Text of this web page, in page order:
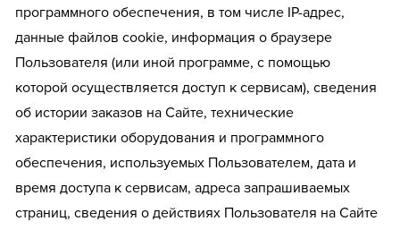
программного обеспечения, в том числе IP-адрес,
данные файлов cookie, информация о браузере
Пользователя (или иной программе, с помощью
которой осуществляется доступ к сервисам), сведения
об истории заказов на Сайте, технические
характеристики оборудования и программного
обеспечения, используемых Пользователем, дата и
время доступа к сервисам, адреса запрашиваемых
страниц, сведения о действиях Пользователя на Сайте